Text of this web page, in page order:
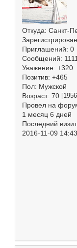
Откуда: Санкт-
Зарегистрирован
Приглашений: 0
Сообщений: 1111
Уважение: +320
Позитив: +465
Пол: Мужской
Возраст: 70
Провел на
1 месяц 6 дней
Последний
2016-11-09